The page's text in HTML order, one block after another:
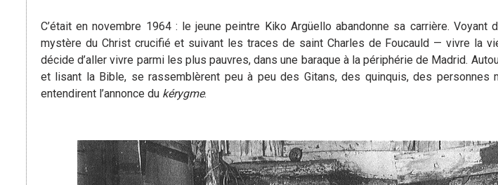
C’était en novembre 1964 : le jeune peintre Kiko Argüello abandonne sa carrière.
mystère du Christ crucifié et suivant les traces de saint Charles de Foucauld — vivre la
décide d’aller vivre parmi les plus pauvres, dans une baraque à la périphérie de Madrid.
et lisant la Bible, se rassemblèrent peu à peu des Gitans, des quinquis, des personnes
entendirent l’annonce du kérygme.